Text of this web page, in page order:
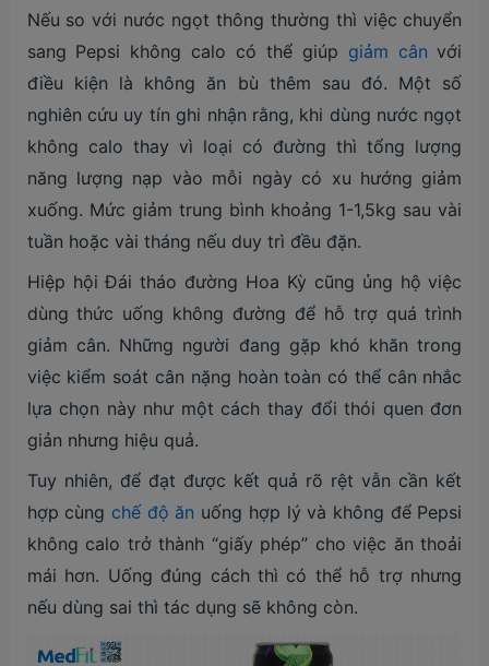
Nếu so với nước ngọt thông thường thì việc chuyển
sang Pepsi không calo có thể giúp giảm cân với
điều kiện là không ăn bù thêm sau đó. Một số
nghiên cứu uy tín ghi nhận rằng, khi dùng nước ngọt
không calo thay vì loại có đường thì tổng lượng
năng lượng nạp vào mỗi ngày có xu hướng giảm
xuống. Mức giảm trung bình khoảng 1-1,5kg sau vài
tuần hoặc vài tháng nếu duy trì đều đặn.
Hiệp hội Đái tháo đường Hoa Kỳ cũng ủng hộ việc
dùng thức uống không đường để hỗ trợ quá trình
giảm cân. Những người đang gặp khó khăn trong
việc kiểm soát cân nặng hoàn toàn có thể cân nhắc
lựa chọn này như một cách thay đổi thói quen đơn
giản nhưng hiệu quả.
Tuy nhiên, để đạt được kết quả rõ rệt vẫn cần kết
hợp cùng chế độ ăn uống hợp lý và không để Pepsi
không calo trở thành “giấy phép” cho việc ăn thoải
mái hơn. Uống đúng cách thì có thể hỗ trợ nhưng
nếu dùng sai thì tác dụng sẽ không còn.